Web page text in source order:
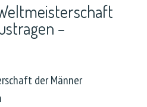
–
der Männer